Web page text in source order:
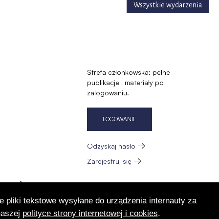
tekstowe wysyłane do urządzenia internauty za
polityce strony internetowej i cookies.
Wszystkie wydarzenia
Strefa członkowska: pełne
publikacje i materiały po
zalogowaniu.
LOGOWANIE
Odzyskaj hasło
Zarejestruj się